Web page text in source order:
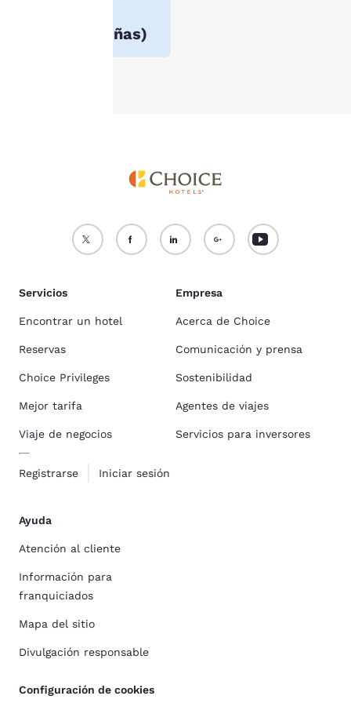
28416 reseñas)
Aceptar todas las cookies
Servicios
Encontrar un hotel
Reservas
Choice Privileges
Mejor tarifa
Viaje de negocios
Registrarse Iniciar sesión
Empresa
Acerca de Choice
Comunicación y prensa
Sostenibilidad
Agentes de viajes
Servicios para inversores
Ayuda
Atención al cliente
Información para
franquiciados
Mapa del sitio
Divulgación responsable
Configuración de cookies